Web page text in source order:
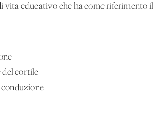
educativo che ha come riferimento
del cortile